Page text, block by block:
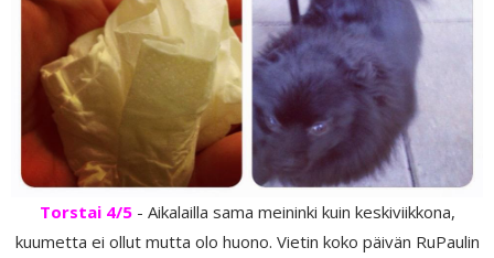
Torstai 4/5 - Aikalailla sama meininki kuin keskiviikkona,
kuumetta ei ollut mutta olo huono. Vietin koko päivän RuPaulin